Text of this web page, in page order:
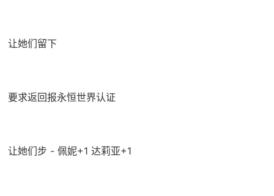
让她们留下
要求返回报永恒世界认证
让她们步 - 佩妮+1 达莉亚+1